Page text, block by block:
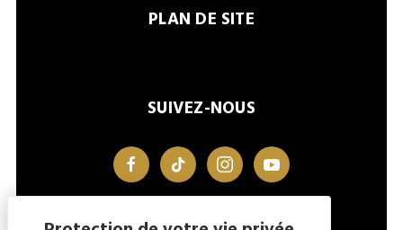
PLAN DE SITE
SUIVEZ-NOUS
facebooktiktok instagramyoutube